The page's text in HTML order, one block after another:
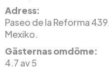
Adress:
Paseo de la Reforma
Mexiko.
Gästernas omdöme:
4.7 av 5